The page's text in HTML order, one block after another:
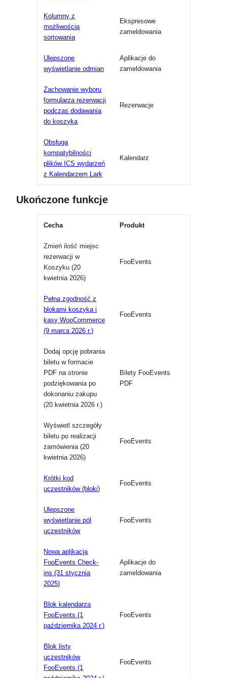
Kolumny z
możliwością
sortowania
Ekspresowe
zameldowania
Ulepszone
wyświetlanie odmian
Aplikacje do
zameldowania
Zachowanie wyboru
formularza rezerwacji
podczas dodawania
do koszyka
Rezerwacje
Obsługa
kompatybilności
plików ICS wydarzeń
z Kalendarzem Lark
Kalendarz
Ukończone funkcje
Cecha Produkt
Zmień ilość miejsc
rezerwacji w
Koszyku (20
kwietnia 2026)
FooEvents
Pełna zgodność z
blokami koszyka i
kasy WooCommerce
(9 marca 2026 r.)
FooEvents
Dodaj opcję pobrania
biletu w formacie
PDF na stronie
podziękowania po
dokonaniu zakupu
(20 kwietnia 2026 r.)
Bilety FooEvents
PDF
Wyświetl szczegóły
biletu po realizacji
zamówienia (20
kwietnia 2026)
FooEvents
Krótki kod
uczestników (bloki)
FooEvents
Ulepszone
wyświetlanie pól
uczestników
FooEvents
Nowa aplikacja
FooEvents Check-
ins (31 stycznia
2025)
Aplikacje do
zameldowania
Blok kalendarza
FooEvents (1
października 2024 r.)
FooEvents
Blok listy
uczestników
FooEvents (1
FooEvents